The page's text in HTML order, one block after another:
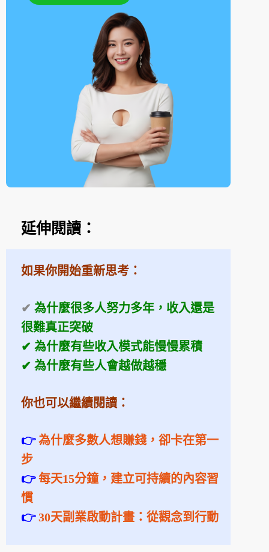
延伸閱讀：
如果你開始重新思考：
✔ 為什麼很多人努力多年，收入還是
很難真正突破
✔ 為什麼有些收入模式能慢慢累積
✔ 為什麼有些人會越做越穩
你也可以繼續閱讀：
👉為什麼多數人想賺錢，卻卡在第一
步
👉每天15分鐘，建立可持續的內容習
慣
👉30天副業啟動計畫：從觀念到行動